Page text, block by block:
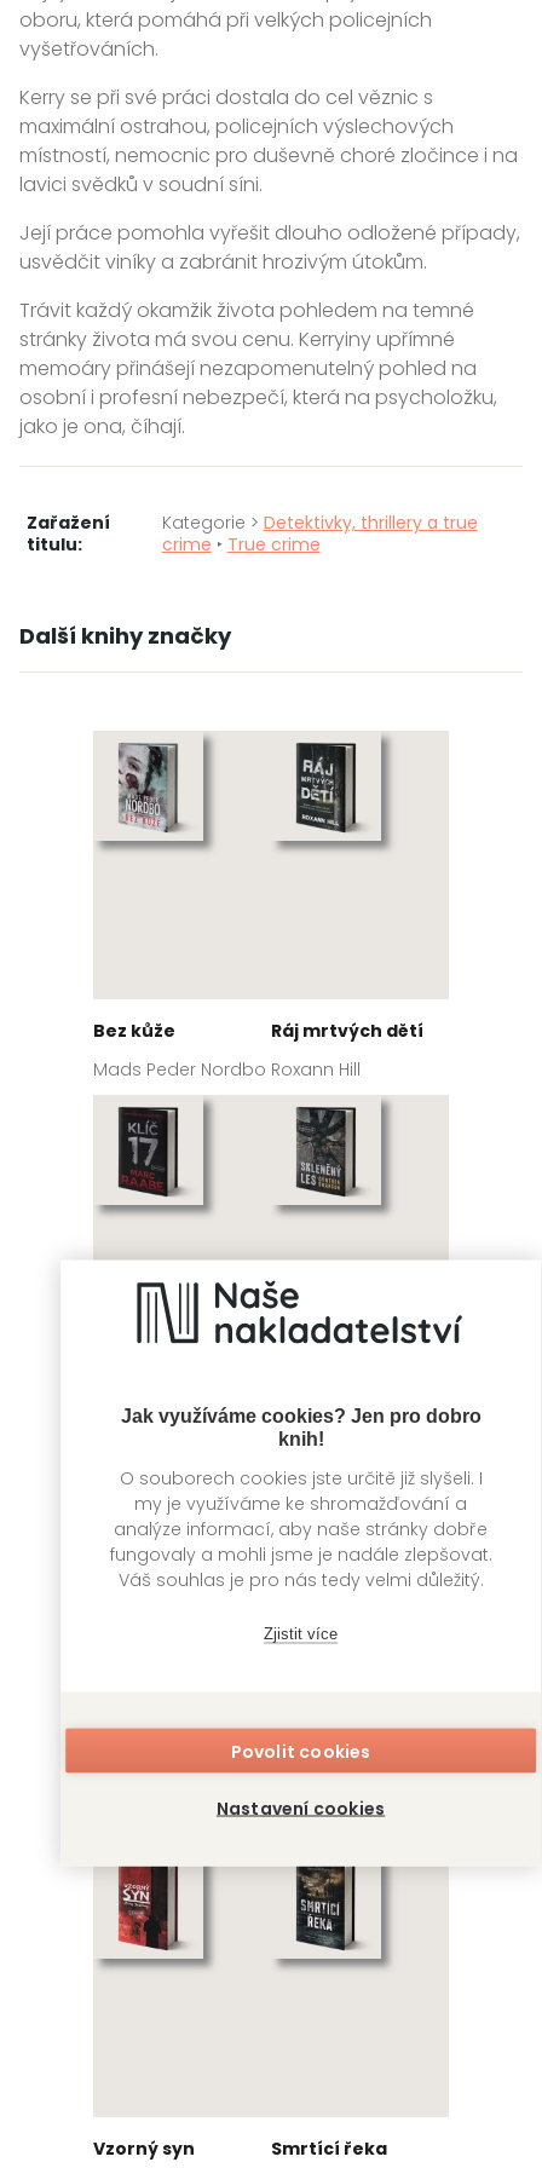
Jak využíváme cookies? Jen pro dobro
knih!
O souborech cookies jste určitě již slyšeli. I
my je využíváme ke shromažďování a
analýze informací, aby naše stránky dobře
fungovaly a mohli jsme je nadále zlepšovat.
Váš souhlas je pro nás tedy velmi důležitý.
Zjistit více
Povolit cookies
Nastavení cookies
oboru, která pomáhá při velkých policejních
vyšetřováních.
Kerry se při své práci dostala do cel věznic s
maximální ostrahou, policejních výslechových
místností, nemocnic pro duševně choré zločince i na
lavici svědků v soudní síni.
Její práce pomohla vyřešit dlouho odložené případy,
usvědčit viníky a zabránit hrozivým útokům.
Trávit každý okamžik života pohledem na temné
stránky života má svou cenu. Kerryiny upřímné
memoáry přinášejí nezapomenutelný pohled na
osobní i profesní nebezpečí, která na psycholožku,
jako je ona, číhají.
Zařažení
titulu:
Kategorie > Detektivky, thrillery a true
crime ‣ True crime
Další knihy značky
Bez kůže
Mads Peder Nordbo
Ráj mrtvých dětí
Roxann Hill
Marc Raabe
Cynthia Swanson
Co když zemřu,
V kleci
Ellison Cooper
Vzorný syn Smrtící řeka